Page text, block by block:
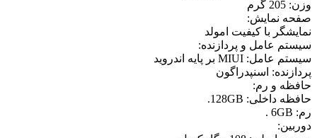
وزن: 205 گرم
صفحه نمایش:
نمایشگر با کیفیت امولد
سیستم عامل و پردازنده:
سیستم عامل: MIUI بر پایه اندروید
پردازنده: اسنپدراگون
حافظه و رم:
حافظه داخلی: 128GB.
رم: 6GB .
دوربین: